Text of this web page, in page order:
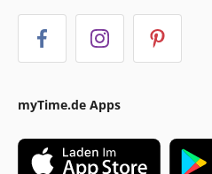
myTime.de Apps